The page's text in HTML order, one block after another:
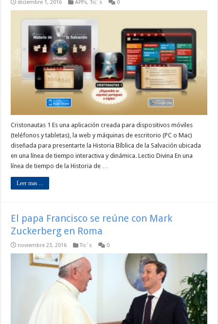
diciembre 1, 2016 APPs,Tic´s 0
Cristonautas 1 Es una aplicación creada para dispositivos móviles
(teléfonos y tabletas), la web y máquinas de escritorio (PC o Mac)
diseñada para presentarte la Historia Bíblica de la Salvación ubicada
en una línea de tiempo interactiva y dinámica. Lectio Divina En una
línea de tiempo de la Historia de …
Leer mas ...
El papa Francisco se reúne con Mark
Zuckerberg en Roma
noviembre 23, 2016 Tic´s 0